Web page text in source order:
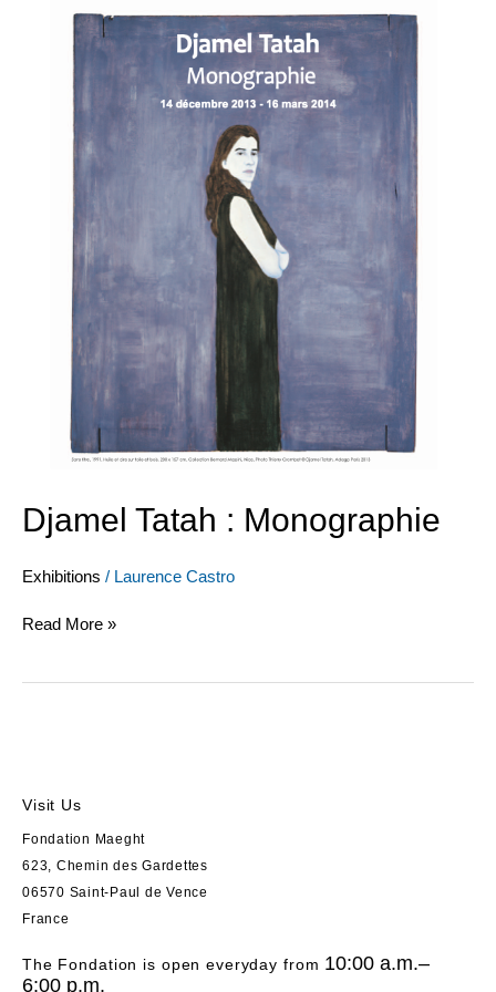
Djamel Tatah : Monographie
Exhibitions / Laurence Castro
Read More »
Visit Us
Fondation Maeght
623, Chemin des Gardettes
06570 Saint-Paul de Vence
France
The Fondation is open everyday from 10:00 a.m.–
6:00 p.m.